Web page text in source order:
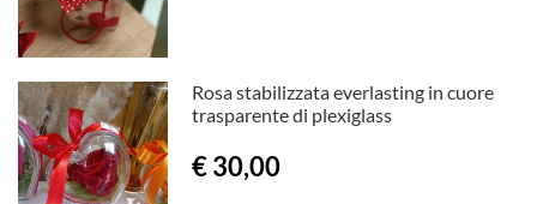
Rosa stabilizzata everlasting in cuore
trasparente di plexiglass
€ 30,00